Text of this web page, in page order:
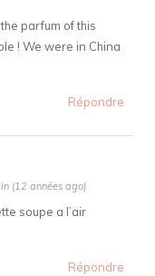
parfum of this
! We were in China
Répondre
(12 années ago)
soupe a l’air
Répondre